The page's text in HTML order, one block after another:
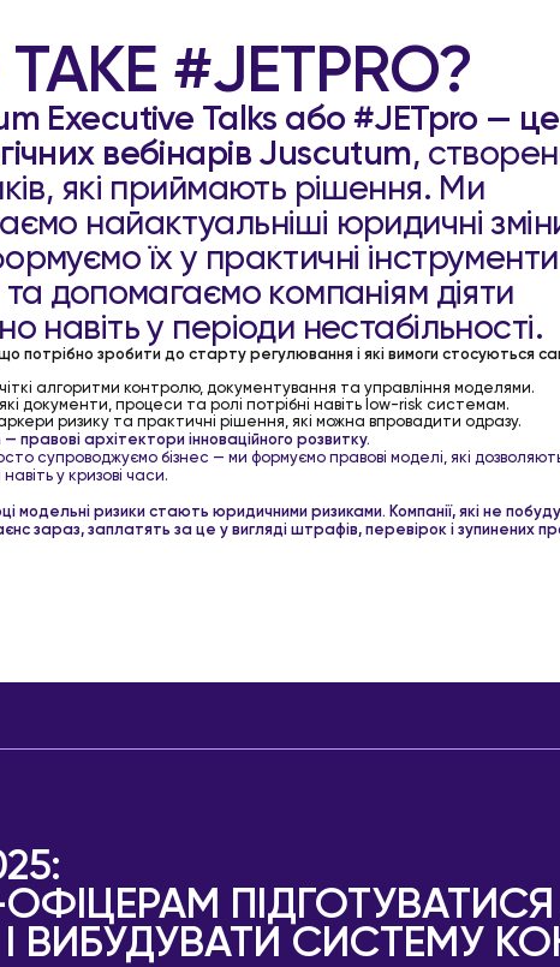
#JETPRO?
Executive Talks або #JETpro — це
вебінарів Juscutum,
які приймають рішення. Ми
найактуальніші юридичні
їх у практичні
та допомагаємо компаніям діяти
навіть у періоди нестабільності.
потрібно зробити до старту регулювання і які вимоги стосуються
алгоритми контролю, документування та управління моделями.
документи, процеси та ролі потрібні навіть low-risk системам.
ризику та практичні рішення, які можна впровадити одразу.
правові архітектори інноваційного розвитку.
супроводжуємо бізнес — ми формуємо правові моделі, які
у кризові часи.
модельні ризики стають юридичними ризиками. Компанії, які не
зараз, заплатять за це у вигляді штрафів, перевірок і зупинених
ВИБУДУВАТИ СИСТЕМУ